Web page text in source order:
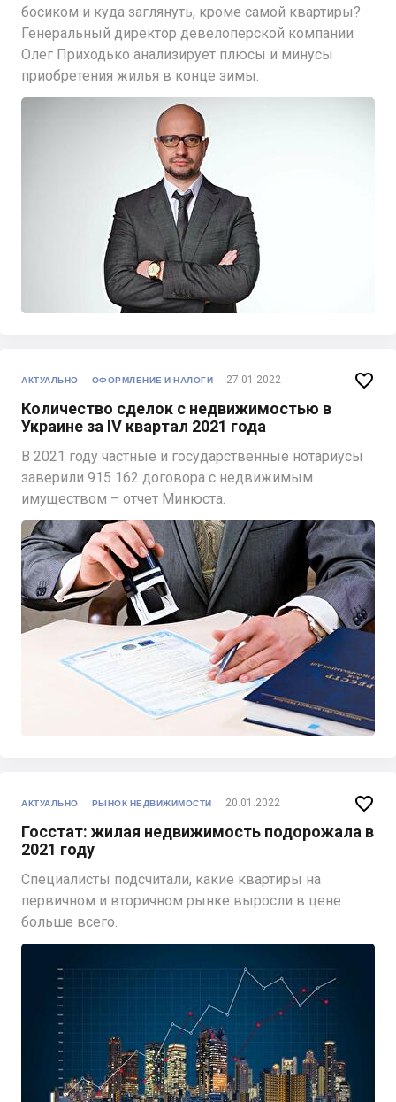
босиком и куда заглянуть, кроме самой квартиры?
Генеральный директор девелоперской компании
Олег Приходько анализирует плюсы и минусы
приобретения жилья в конце зимы.
АКТУАЛЬНО ОФОРМЛЕНИЕ И НАЛОГИ 27.01.2022
Количество сделок с недвижимостью в
Украине за IV квартал 2021 года
В 2021 году частные и государственные нотариусы
заверили 915 162 договора с недвижимым
имуществом – отчет Минюста.

АКТУАЛЬНО РЫНОК НЕДВИЖИМОСТИ 20.01.2022
Госстат: жилая недвижимость подорожала в
2021 году
Специалисты подсчитали, какие квартиры на
первичном и вторичном рынке выросли в цене
больше всего.
